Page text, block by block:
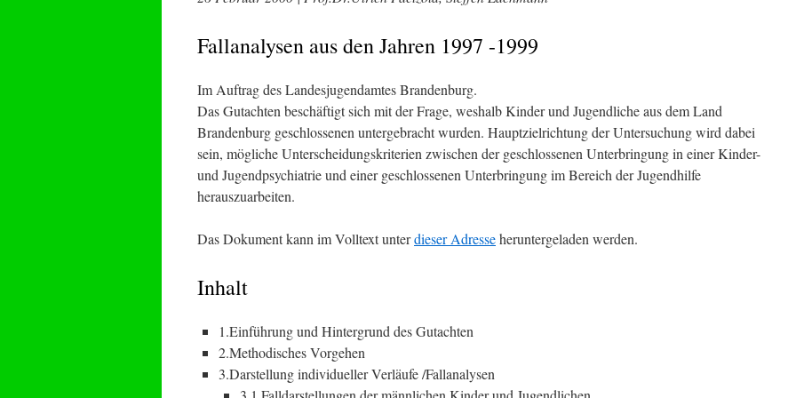
Fallanalysen aus den Jahren 1997 -1999
Im Auftrag des Landesjugendamtes Brandenburg.
Das Gutachten beschäftigt sich mit der Frage, weshalb Kinder und Jugendliche aus dem Land
Brandenburg geschlossenen untergebracht wurden. Hauptzielrichtung der Untersuchung wird dabei
sein, mögliche Unterscheidungskriterien zwischen der geschlossenen Unterbringung in einer Kinder-
und Jugendpsychiatrie und einer geschlossenen Unterbringung im Bereich der Jugendhilfe
herauszuarbeiten.
Das Dokument kann im Volltext unterdieser Adresseheruntergeladen werden.
Inhalt
1.Einführung und Hintergrund des Gutachten
2.Methodisches Vorgehen
3.Darstellung individueller Verläufe /Fallanalysen